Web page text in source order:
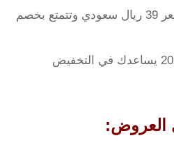
على سبيل المثال فان كافة منتجات التنت في ذا فيس شوب تعرض بسعر 39 ريال سعودي وتتمتع بخصم
العروض: